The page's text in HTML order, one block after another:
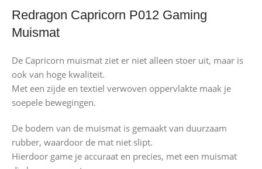
Redragon Capricorn P012 Gaming
Muismat
De Capricorn muismat ziet er niet alleen stoer uit, maar is
ook van hoge kwaliteit.
Met een zijde en textiel verwoven oppervlakte maak je
soepele bewegingen.
De bodem van de muismat is gemaakt van duurzaam
rubber, waardoor de mat niet slipt.
Hierdoor game je accuraat en precies, met een muismat